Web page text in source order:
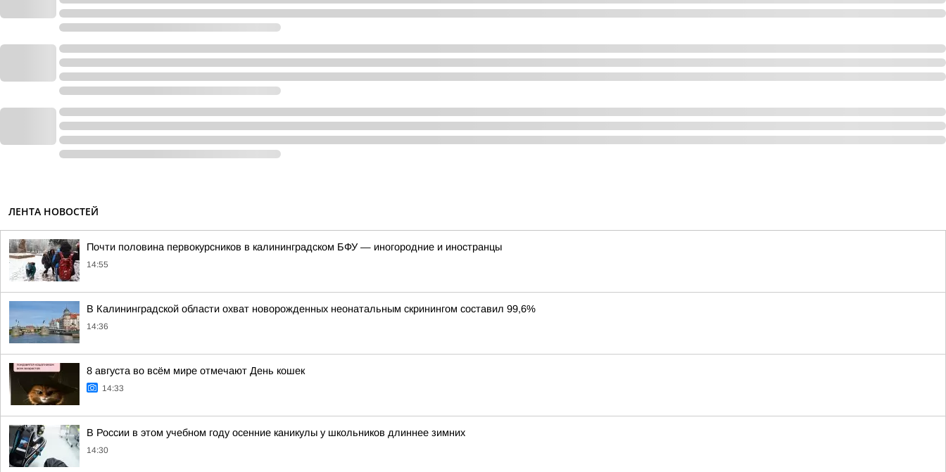
ЛЕНТА НОВОСТЕЙ
Почти половина первокурсников в калининградском БФУ — иногородние и иностранцы
14:55
В Калининградской области охват новорожденных неонатальным скринингом составил 99,6%
14:36
8 августа во всём мире отмечают День кошек
14:33
В России в этом учебном году осенние каникулы у школьников длиннее зимних
14:30